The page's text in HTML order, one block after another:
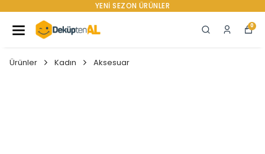
YENI SEZON ÜRÜNLER
0
Ürünler Kadın Aksesuar